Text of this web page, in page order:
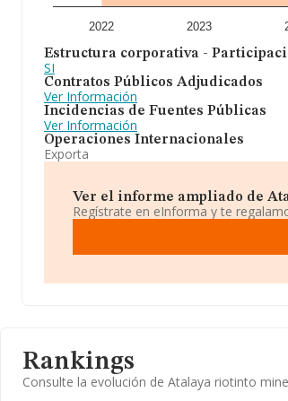
2022 2023
Estructura corporativa -
SI
Contratos Públicos Adjudicados
Ver Información
Incidencias de Fuentes Públicas
Ver Información
Operaciones Internacionales
Exporta
Ver el informe ampliado de
Regístrate en eInforma y te
Rankings
Consulte la evolución de Atalaya riotinto